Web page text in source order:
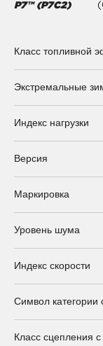
P7™ (P7C2)
Класс топливной
Экстремальные
Индекс нагрузки
Версия
Маркировка
Уровень шума
Индекс скорости
Символ категории
Класс сцепления